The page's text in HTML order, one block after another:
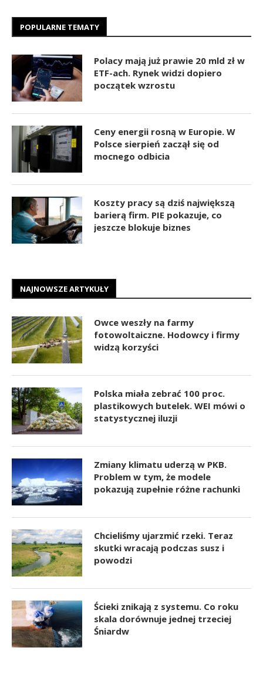
POPULARNE TEMATY
Polacy mają już prawie 20 mld zł w
ETF-ach. Rynek widzi dopiero
początek wzrostu
Ceny energii rosną w Europie. W
Polsce sierpień zaczął się od
mocnego odbicia
Koszty pracy są dziś największą
barierą firm. PIE pokazuje, co
jeszcze blokuje biznes
NAJNOWSZE ARTYKUŁY
Owce weszły na farmy
fotowoltaiczne. Hodowcy i firmy
widzą korzyści
Polska miała zebrać 100 proc.
plastikowych butelek. WEI mówi o
statystycznej iluzji
Zmiany klimatu uderzą w PKB.
Problem w tym, że modele
pokazują zupełnie różne rachunki
Chcieliśmy ujarzmić rzeki. Teraz
skutki wracają podczas susz i
powodzi
Ścieki znikają z systemu. Co roku
skala dorównuje jednej trzeciej
Śniardw